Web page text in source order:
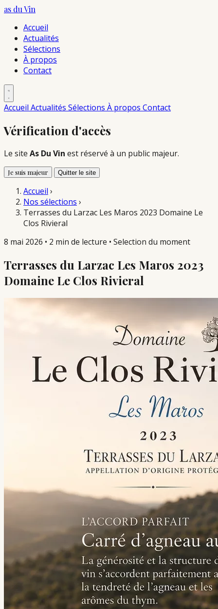
as duVin
Accueil
Actualités
Sélections
À propos
Contact
Accueil Actualités Sélections À propos Contact
Vérification d'accès
Le site As Du Vin est réservé à un public majeur.
Je suis majeur Quitter le site
Accueil ›
Nos sélections ›
Terrasses du Larzac Les Maros 2023 Domaine Le
Clos Rivieral
8 mai 2026 • 2 min de lecture • Selection du moment
Terrasses du Larzac Les Maros 2023
Domaine Le Clos Rivieral